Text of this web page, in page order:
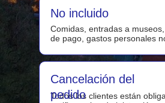
No incluido
Comidas, entradas a
de pago, gastos personales
Todos los clientes están
Cancelación del
pedido